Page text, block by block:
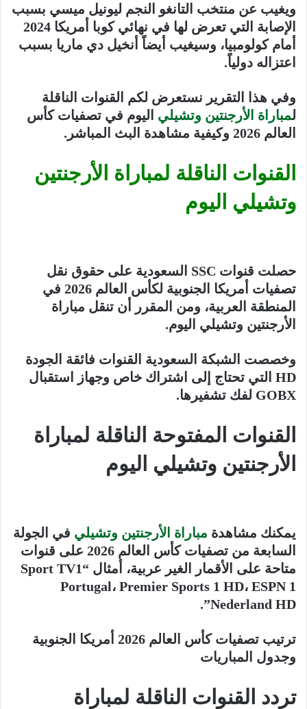
ويغيب عن منتخب التانغو النجم ليونيل ميسي بسبب
الإصابة التي تعرض لها في نهائي كوبا أمريكا 2024
أمام كولومبيا، وسيغيب أيضاً أنخيل دي ماريا بسبب
اعتزاله دولياً.
وفي هذا التقرير نستعرض لكم القنوات الناقلة
لمباراة الأرجنتين وتشيلي اليوم في تصفيات كأس
العالم 2026 وكيفية مشاهدة البث المباشر.
القنوات الناقلة لمباراة الأرجنتين
وتشيلي اليوم
حصلت قنوات SSC السعودية على حقوق نقل
تصفيات أمريكا الجنوبية لكأس العالم 2026 في
المنطقة العربية، ومن المقرر أن تنقل مباراة
الأرجنتين وتشيلي اليوم.
وخصصت الشبكة السعودية القنوات فائقة الجودة
HD التي تحتاج إلى اشتراك خاص وجهاز استقبال
GOBX لفك تشفيرها.
القنوات المفتوحة الناقلة لمباراة
الأرجنتين وتشيلي اليوم
يمكنك مشاهدة مباراة الأرجنتين وتشيلي في الجولة
السابعة من تصفيات كأس العالم 2026 على قنوات
متاحة على الأقمار الغير عربية، أمثال “Sport TV1
Portugal، Premier Sports 1 HD، ESPN 1
Nederland HD”.
ترتيب تصفيات كأس العالم 2026 أمريكا الجنوبية
وجدول المباريات
تردد القنوات الناقلة لمباراة